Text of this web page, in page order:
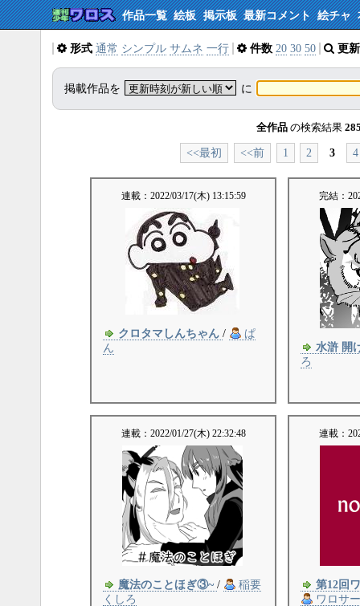
作品一覧 絵板 掲示板 最新コメント 絵チャ
形式 通常 シンプル サムネ 一行 件数 20 30 50 更
掲載作品を に
全作品 の検索結果
<<最初 <<前 1 2 3 4
連載： 2022/03/17(木) 13:15:59
クロタマしんちゃん /
ぱ
ん
完結：
水滸 開
ろ
連載： 2022/01/27(木) 22:32:48
魔法のことほぎ③~ /
稲要
くしろ
連載：
第12回
ワロサー